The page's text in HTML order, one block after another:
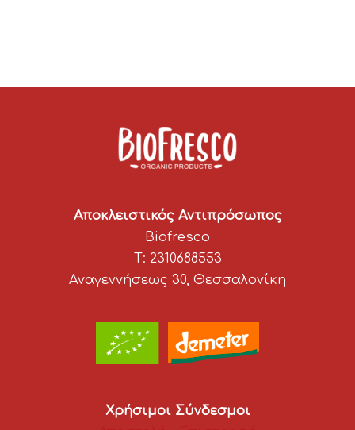
Αποκλειστικός Αντιπρόσωπος
Biofresco
T: 2310688553
Αναγεννήσεως 30, Θεσσαλονίκη
Χρήσιμοι Σύνδεσμοι